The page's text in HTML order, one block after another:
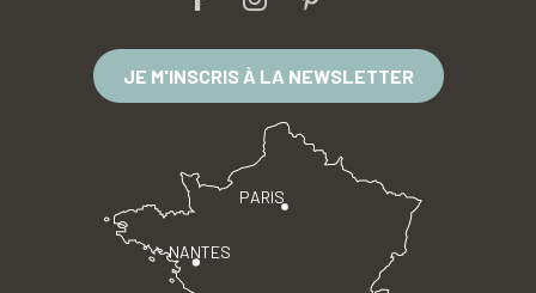
JE M'INSCRIS À LA NEWSLETTER
PARIS
NANTES